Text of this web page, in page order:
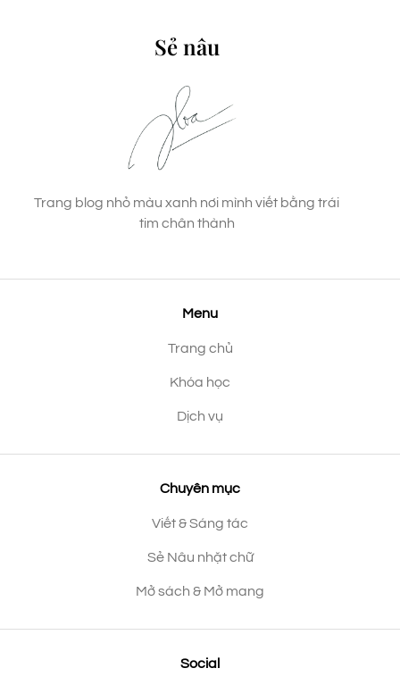
Sẻ nâu
Trang blog nhỏ màu xanh nơi mình viết bằng trái
tim chân thành
Menu
Trang chủ
Khóa học
Dịch vụ
Chuyên mục
Viết & Sáng tác
Sẻ Nâu nhặt chữ
Mở sách & Mở mang
Social